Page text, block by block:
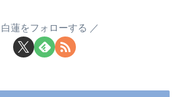
白蓮をフォローする